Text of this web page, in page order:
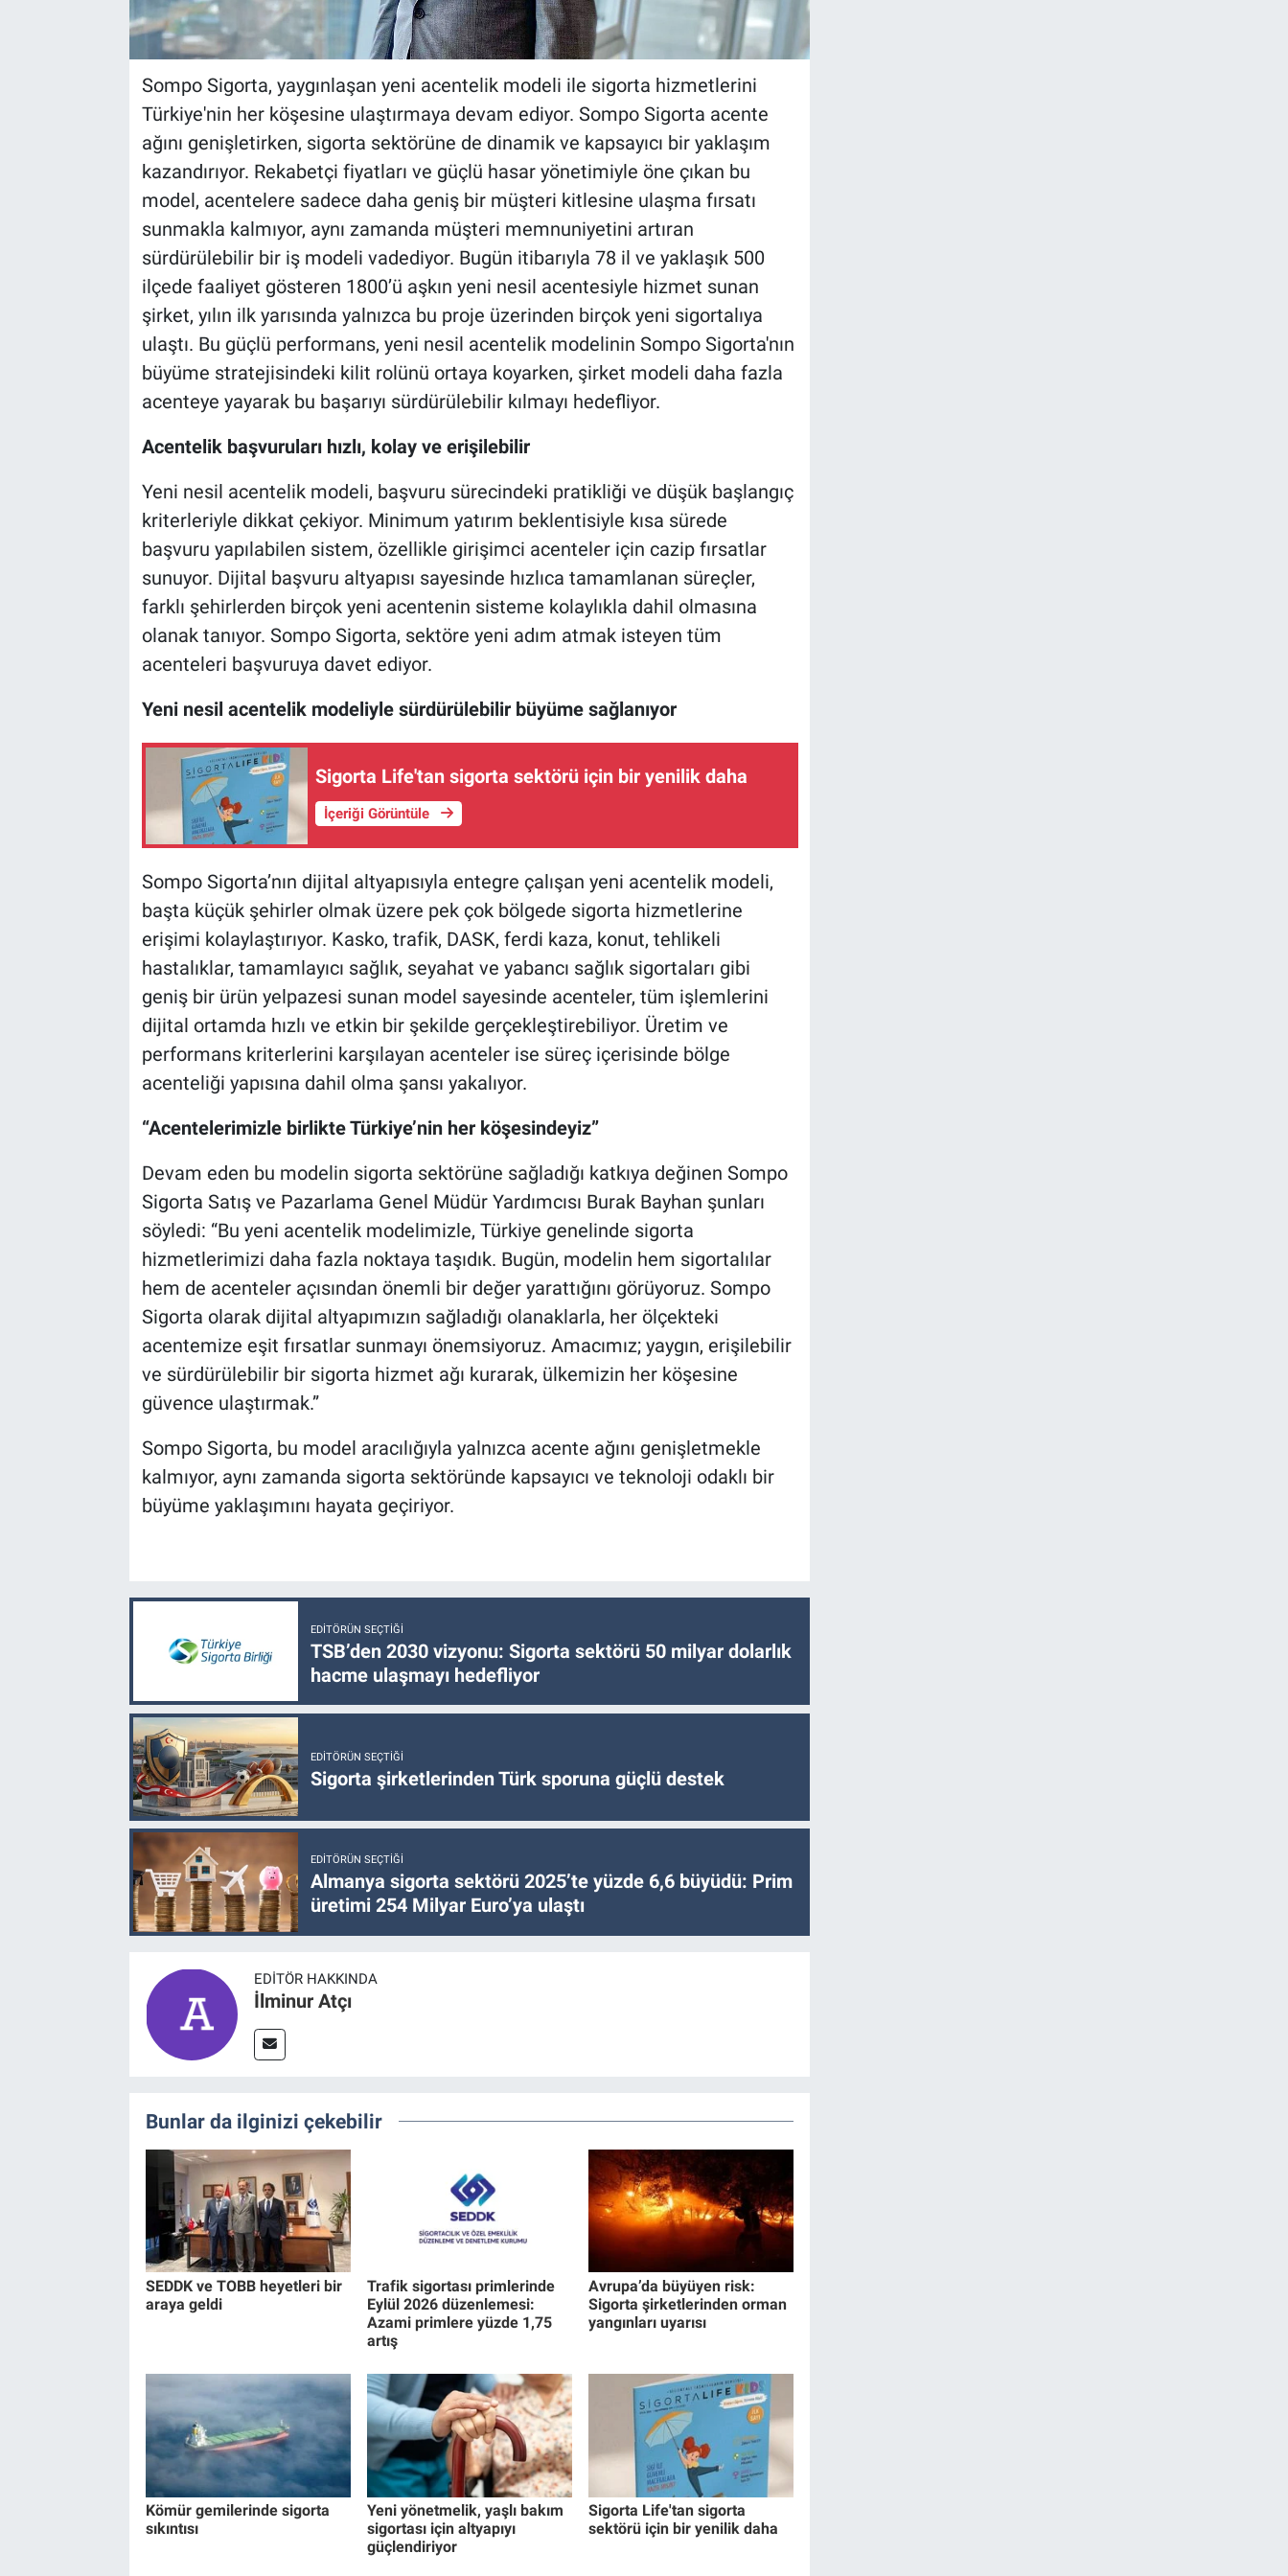
Sompo Sigorta, yaygınlaşan yeni acentelik modeli ile sigorta hizmetlerini
Türkiye'nin her köşesine ulaştırmaya devam ediyor. Sompo Sigorta acente
ağını genişletirken, sigorta sektörüne de dinamik ve kapsayıcı bir yaklaşım
kazandırıyor. Rekabetçi fiyatları ve güçlü hasar yönetimiyle öne çıkan bu
model, acentelere sadece daha geniş bir müşteri kitlesine ulaşma fırsatı
sunmakla kalmıyor, aynı zamanda müşteri memnuniyetini artıran
sürdürülebilir bir iş modeli vadediyor. Bugün itibarıyla 78 il ve yaklaşık 500
ilçede faaliyet gösteren 1800’ü aşkın yeni nesil acentesiyle hizmet sunan
şirket, yılın ilk yarısında yalnızca bu proje üzerinden birçok yeni sigortalıya
ulaştı. Bu güçlü performans, yeni nesil acentelik modelinin Sompo Sigorta'nın
büyüme stratejisindeki kilit rolünü ortaya koyarken, şirket modeli daha fazla
acenteye yayarak bu başarıyı sürdürülebilir kılmayı hedefliyor.
Acentelik başvuruları hızlı, kolay ve erişilebilir
Yeni nesil acentelik modeli, başvuru sürecindeki pratikliği ve düşük başlangıç
kriterleriyle dikkat çekiyor. Minimum yatırım beklentisiyle kısa sürede
başvuru yapılabilen sistem, özellikle girişimci acenteler için cazip fırsatlar
sunuyor. Dijital başvuru altyapısı sayesinde hızlıca tamamlanan süreçler,
farklı şehirlerden birçok yeni acentenin sisteme kolaylıkla dahil olmasına
olanak tanıyor. Sompo Sigorta, sektöre yeni adım atmak isteyen tüm
acenteleri başvuruya davet ediyor.
Yeni nesil acentelik modeliyle sürdürülebilir büyüme sağlanıyor
Sigorta Life'tan sigorta sektörü için bir yenilik daha
İçeriği Görüntüle
Sompo Sigorta’nın dijital altyapısıyla entegre çalışan yeni acentelik modeli,
başta küçük şehirler olmak üzere pek çok bölgede sigorta hizmetlerine
erişimi kolaylaştırıyor. Kasko, trafik, DASK, ferdi kaza, konut, tehlikeli
hastalıklar, tamamlayıcı sağlık, seyahat ve yabancı sağlık sigortaları gibi
geniş bir ürün yelpazesi sunan model sayesinde acenteler, tüm işlemlerini
dijital ortamda hızlı ve etkin bir şekilde gerçekleştirebiliyor. Üretim ve
performans kriterlerini karşılayan acenteler ise süreç içerisinde bölge
acenteliği yapısına dahil olma şansı yakalıyor.
“Acentelerimizle birlikte Türkiye’nin her köşesindeyiz”
Devam eden bu modelin sigorta sektörüne sağladığı katkıya değinen Sompo
Sigorta Satış ve Pazarlama Genel Müdür Yardımcısı Burak Bayhan şunları
söyledi: “Bu yeni acentelik modelimizle, Türkiye genelinde sigorta
hizmetlerimizi daha fazla noktaya taşıdık. Bugün, modelin hem sigortalılar
hem de acenteler açısından önemli bir değer yarattığını görüyoruz. Sompo
Sigorta olarak dijital altyapımızın sağladığı olanaklarla, her ölçekteki
acentemize eşit fırsatlar sunmayı önemsiyoruz. Amacımız; yaygın, erişilebilir
ve sürdürülebilir bir sigorta hizmet ağı kurarak, ülkemizin her köşesine
güvence ulaştırmak.”
Sompo Sigorta, bu model aracılığıyla yalnızca acente ağını genişletmekle
kalmıyor, aynı zamanda sigorta sektöründe kapsayıcı ve teknoloji odaklı bir
büyüme yaklaşımını hayata geçiriyor.
EDITÖRÜN SEÇTIĞI
TSB’den 2030 vizyonu: Sigorta sektörü 50 milyar dolarlık
hacme ulaşmayı hedefliyor
EDITÖRÜN SEÇTIĞI
Sigorta şirketlerinden Türk sporuna güçlü destek
EDITÖRÜN SEÇTIĞI
Almanya sigorta sektörü 2025’te yüzde 6,6 büyüdü: Prim
üretimi 254 Milyar Euro’ya ulaştı
EDITÖR HAKKINDA
İlminur Atçı
Bunlar da ilginizi çekebilir
SEDDK ve TOBB heyetleri bir
araya geldi
Trafik sigortası primlerinde
Eylül 2026 düzenlemesi:
Azami primlere yüzde 1,75
artış
Avrupa’da büyüyen risk:
Sigorta şirketlerinden orman
yangınları uyarısı
Kömür gemilerinde sigorta
sıkıntısı
Yeni yönetmelik, yaşlı bakım
sigortası için altyapıyı
güçlendiriyor
Sigorta Life'tan sigorta
sektörü için bir yenilik daha